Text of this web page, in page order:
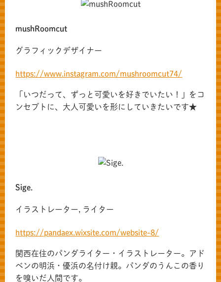
mushRoomcut
グラフィックデザイナー
https://www.instagram.com/mushroomcut74/
「いつだって、ずっと可愛いを好きでいたい！」をコ
ンセプトに、大人可愛いを形にしていきたいです★
Sige.
イラストレーター, ライター
https://pandaex.wixsite.com/website-8/
関西在住のパンダライター・イラストレーター。アド
ベンの明浜・優浜の名付け親。パンダのうんこの香り
を嗅いだ人間です。